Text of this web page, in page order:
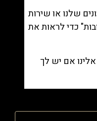
שלנו או שירות
" כדי לראות את
אם יש לך